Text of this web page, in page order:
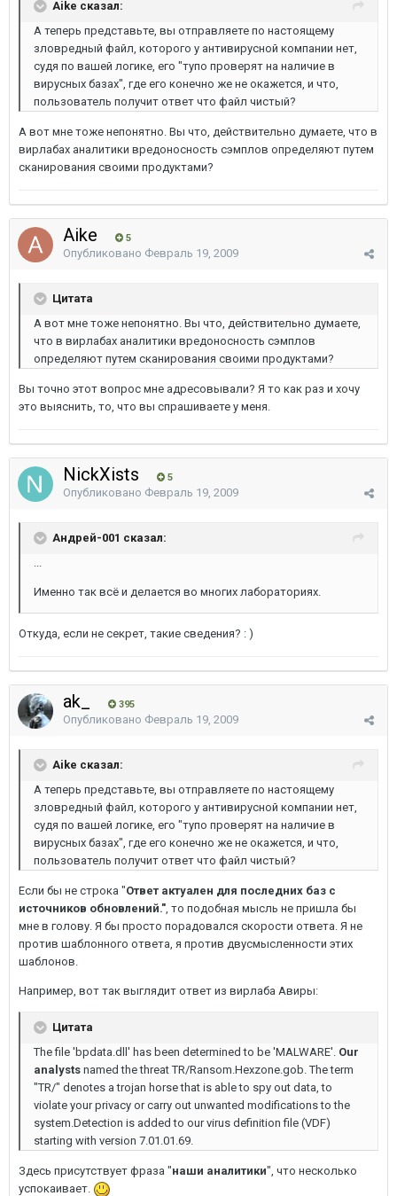
Aike сказал:
А теперь представьте, вы отправляете по настоящему
зловредный файл, которого у антивирусной компании нет,
судя по вашей логике, его "тупо проверят на наличие в
вирусных базах", где его конечно же не окажется, и что,
пользователь получит ответ что файл чистый?
А вот мне тоже непонятно. Вы что, действительно думаете, что в
вирлабах аналитики вредоносность сэмплов определяют путем
сканирования своими продуктами?
Aike 5
Опубликовано Февраль 19, 2009
Цитата
А вот мне тоже непонятно. Вы что, действительно думаете,
что в вирлабах аналитики вредоносность сэмплов
определяют путем сканирования своими продуктами?
Вы точно этот вопрос мне адресовывали? Я то как раз и хочу
это выяснить, то, что вы спрашиваете у меня.
NickXists 5
Опубликовано Февраль 19, 2009
Андрей-001 сказал:
...
Именно так всё и делается во многих лабораториях.
Откуда, если не секрет, такие сведения? : )
ak_ 395
Опубликовано Февраль 19, 2009
Aike сказал:
А теперь представьте, вы отправляете по настоящему
зловредный файл, которого у антивирусной компании нет,
судя по вашей логике, его "тупо проверят на наличие в
вирусных базах", где его конечно же не окажется, и что,
пользователь получит ответ что файл чистый?
Если бы не строка "Ответ актуален для последних баз с
источников обновлений.", то подобная мысль не пришла бы
мне в голову. Я бы просто порадовался скорости ответа. Я не
против шаблонного ответа, я против двусмысленности этих
шаблонов.
Например, вот так выглядит ответ из вирлаба Авиры:
Цитата
The file 'bpdata.dll' has been determined to be 'MALWARE'. Our
analysts named the threat TR/Ransom.Hexzone.gob. The term
"TR/" denotes a trojan horse that is able to spy out data, to
violate your privacy or carry out unwanted modifications to the
system.Detection is added to our virus definition file (VDF)
starting with version 7.01.01.69.
Здесь присутствует фраза "наши аналитики", что несколько
успокаивает.